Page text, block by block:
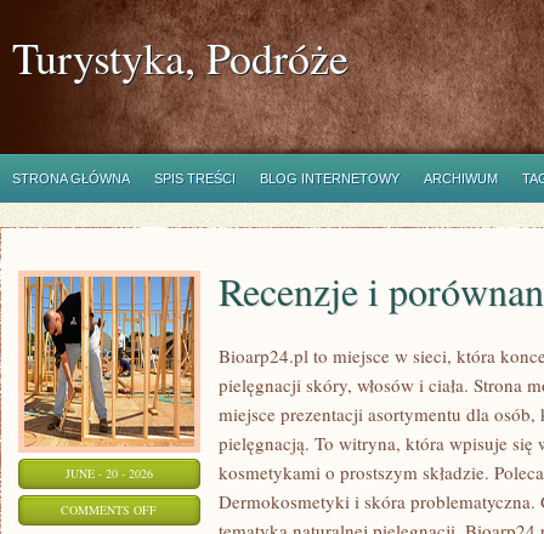
Turystyka, Podróże
STRONA GŁÓWNA SPIS TREŚCI BLOG INTERNETOWY ARCHIWUM
JUNE - 20 - 2026
COMMENTS OFFON
Recenzje i
Bioarp24.pl to miejsce w sieci, która
pielęgnacji skóry, włosów i ciała. Strona
miejsce prezentacji asortymentu dla
pielęgnacją. To witryna, która wpisuje się
kosmetykami o prostszym składzie.
Dermokosmetyki i skóra problematyczna.